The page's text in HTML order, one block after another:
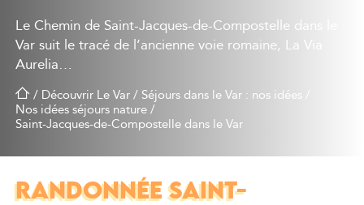
Le Chemin de Saint-Jacques-de-Compostelle dans le
Var suit le tracé de l’ancienne voie romaine, La Via
Aurelia…
/ Découvrir Le Var/ Séjours dans le Var : nos idées
Nos idées séjours nature/
Saint-Jacques-de-Compostelle dans le Var
RANDONNÉE SAINT-